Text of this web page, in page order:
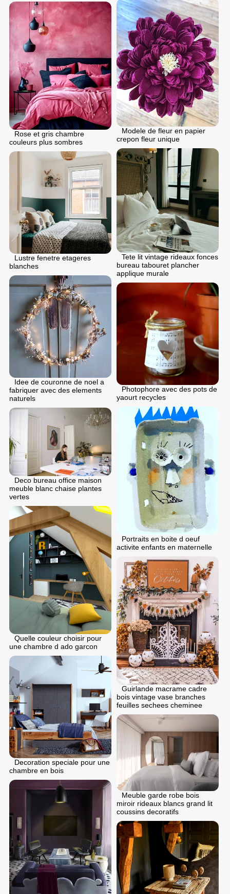
Modele de fleur en papier
crepon fleur unique
Rose et gris chambre
couleurs plus sombres
Tete lit vintage rideaux fonces
bureau tabouret plancher
applique murale
Lustre fenetre etageres
blanches
Idee de couronne de noel a
fabriquer avec des elements
naturels
Photophore avec des pots de
yaourt recycles
Portraits en boite d oeuf
activite enfants en maternelle
Deco bureau office maison
meuble blanc chaise plantes
vertes
Quelle couleur choisir pour
une chambre d ado garcon
Guirlande macrame cadre
bois vintage vase branches
feuilles sechees cheminee
Decoration speciale pour une
chambre en bois
Meuble garde robe bois
miroir rideaux blancs grand lit
coussins decoratifs